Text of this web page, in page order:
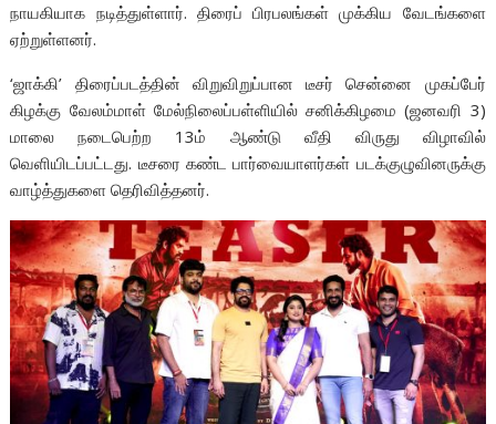
நாயகியாக நடித்துள்ளார். திரைப் பிரபலங்கள் முக்கிய வேடங்களை
ஏற்றுள்ளனர்.
‘ஜாக்கி’ திரைப்படத்தின் விறுவிறுப்பான டீசர் சென்னை முகப்பேர்
கிழக்கு வேலம்மாள் மேல்நிலைப்பள்ளியில் சனிக்கிழமை (ஜனவரி 3)
மாலை நடைபெற்ற 13ம் ஆண்டு வீதி விருது விழாவில்
வெளியிடப்பட்டது. டீசரை கண்ட பார்வையாளர்கள் படக்குழுவினருக்கு
வாழ்த்துகளை தெரிவித்தனர்.